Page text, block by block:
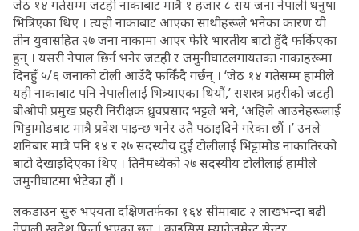
जेठ १४ गतेसम्म जटही नाकाबाट मात्रै १ हजार ८ सय जना नेपाली धनुषा
भित्रिएका थिए । त्यही नाकाबाट आएका साथीहरूले भनेका कारण यी
तीन युवासहित २७ जना नाकामा आएर फेरि भारतीय बाटो हुँदै फर्किएका
हुन् । यसरी नेपाल छिर्न भनेर जटही र जमुनीघाटलगायतका नाकाहरूमा
दिनहुँ ५/६ जनाको टोली आउँदै फर्किंदै गर्छन् । ‘जेठ १४ गतेसम्म हामीले
यही नाकाबाट पनि नेपालीलाई भित्र्याएका थियौं,’ सशस्त्र प्रहरीको जटही
बीओपी प्रमुख प्रहरी निरीक्षक ध्रुवप्रसाद भट्टले भने, ‘अहिले आउनेहरूलाई
भिट्टामोडबाट मात्रै प्रवेश पाइन्छ भनेर उतै पठाइदिने गरेका छौं ।’ उनले
शनिबार मात्रै पनि १४ र २७ सदस्यीय दुई टोलीलाई भिट्टामोड नाकातिरको
बाटो देखाइदिएका थिए । तिनैमध्येको २७ सदस्यीय टोलीलाई हामीले
जमुनीघाटमा भेटेका हौं ।
लकडाउन सुरु भएयता दक्षिणतर्फका १६४ सीमाबाट २ लाखभन्दा बढी